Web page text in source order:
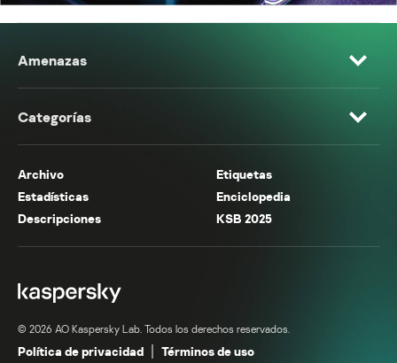
Amenazas
Categorías
Archivo
Etiquetas
Estadísticas
Enciclopedia
Descripciones
KSB 2025
© 2026 AO Kaspersky Lab. Todos los derechos reservados.
Política de privacidad
Términos de uso